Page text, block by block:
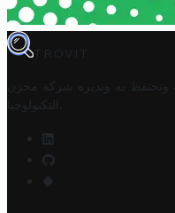
TROVIT
به وتديره
شركة مخزن
التكنولوجيا